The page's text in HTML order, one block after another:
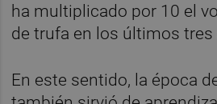
ha multiplicado por 10 el
de trufa en los últimos tres
En este sentido, la época